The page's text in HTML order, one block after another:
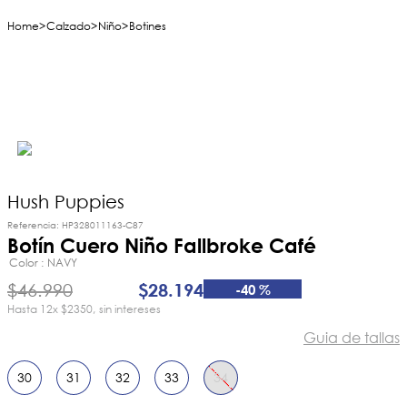
Calzado Niño Botines
Hush Puppies
Referencia: HP328011163-C87
Botín Cuero Niño Fallbroke Café
Color NAVY
$46.990 $28.194 -40 %
12x$2350 sin intereses
Guia de tallas
30 31 32 33 34